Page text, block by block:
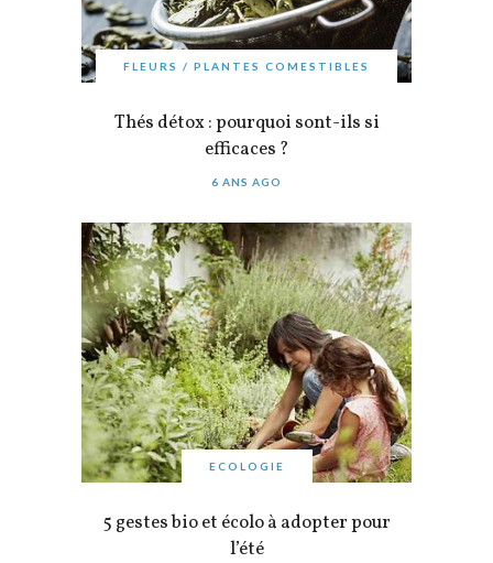
FLEURS / PLANTES COMESTIBLES
Thés détox : pourquoi sont-ils si
efficaces ?
6 ANS AGO
ECOLOGIE
5 gestes bio et écolo à adopter pour
l’été